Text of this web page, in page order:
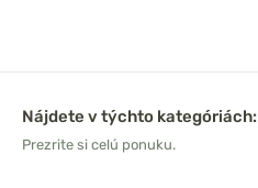
Nájdete v týchto kategóriách:
Prezrite si celú ponuku.